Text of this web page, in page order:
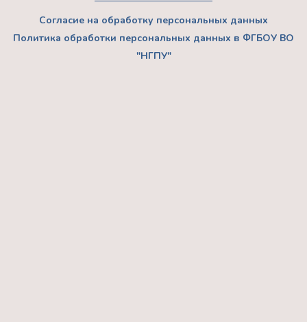
Согласие на обработку персональных данных
Политика обработки персональных данных в ФГБОУ ВО
"НГПУ"